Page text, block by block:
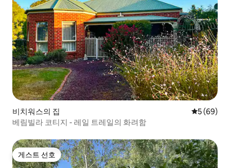
비치워스의 집 평점 5점(5
5 (69)
베림빌라 코티지 - 레일 트레일의 화려함
게스트 선호
게스트 선호